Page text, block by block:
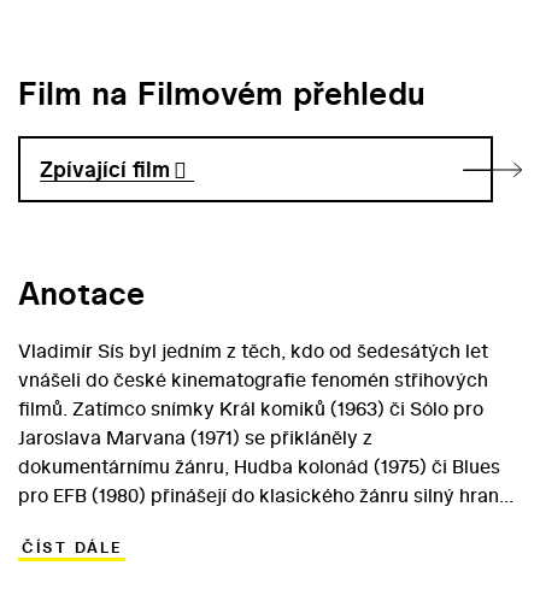
Film na Filmovém přehledu
Zpívající film
Anotace
Vladimír Sís byl jedním z těch, kdo od šedesátých let
vnášeli do české kinematografie fenomén střihových
filmů. Zatímco snímky Král komiků (1963) či Sólo pro
Jaroslava Marvana (1971) se přikláněly z
dokumentárnímu žánru, Hudba kolonád (1975) či Blues
pro EFB (1980) přinášejí do klasického žánru silný hraný
filmu hledá smutné zpěvačce (Helena Vondráčková)
ČÍST DÁLE